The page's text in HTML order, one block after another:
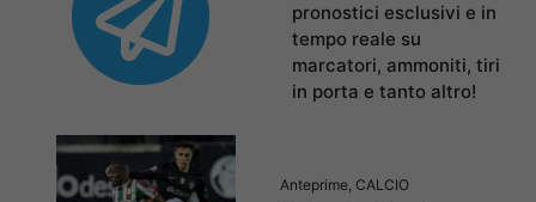
pronostici esclusivi e in
tempo reale su
marcatori, ammoniti, tiri
in porta e tanto altro!
Anteprime CALCIO